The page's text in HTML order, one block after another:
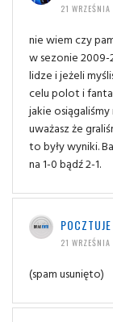
21
nie wiem czy
w sezonie
lidze i jeżeli
celu polot i
jakie
uważasz że
to były wyniki.
na 1-0 bądź 2-1.
POCZTUJE
21
(spam usunięto)